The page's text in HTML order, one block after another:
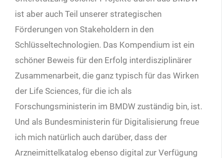
ist aber auch Teil unserer strategischen
Förderungen von Stakeholdern in den
Schlüsseltechnologien. Das Kompendium ist ein
schöner Beweis für den Erfolg interdisziplinärer
Zusammenarbeit, die ganz typisch für das Wirken
der Life Sciences, für die ich als
Forschungsministerin im BMDW zuständig bin, ist.
Und als Bundesministerin für Digitalisierung freue
ich mich natürlich auch darüber, dass der
Arzneimittelkatalog ebenso digital zur Verfügung